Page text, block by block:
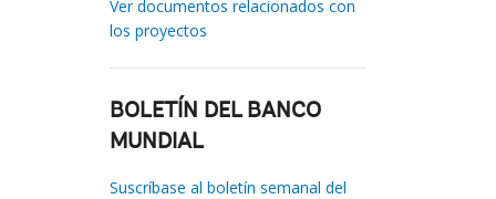
Ver documentos relacionados con
los proyectos
BOLETÍN DEL BANCO
MUNDIAL
Suscríbase al boletín semanal del